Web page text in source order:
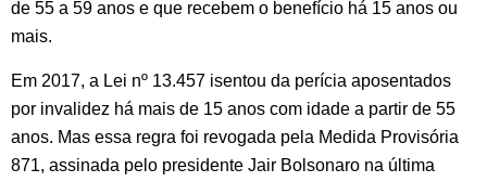
de 55 a 59 anos e que recebem o benefício há 15 anos ou
mais.
Em 2017, a Lei nº 13.457 isentou da perícia aposentados
por invalidez há mais de 15 anos com idade a partir de 55
anos. Mas essa regra foi revogada pela Medida Provisória
871, assinada pelo presidente Jair Bolsonaro na última